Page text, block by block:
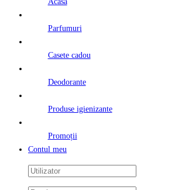
Parfumuri
Casete cadou
Deodorante
Produse igienizante
Promoții
Contul meu